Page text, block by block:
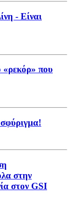
- Είναι
που
στην
στον GSI